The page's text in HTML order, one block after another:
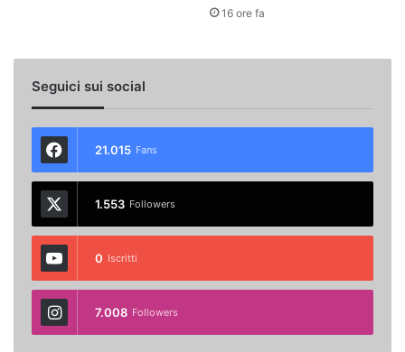
16 ore fa
Seguici sui social
21.015 Fans
1.553 Followers
0 Iscritti
7.008 Followers